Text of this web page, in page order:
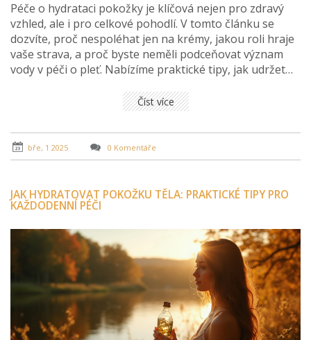
Péče o hydrataci pokožky je klíčová nejen pro zdravý
vzhled, ale i pro celkové pohodlí. V tomto článku se
dozvíte, proč nespoléhat jen na krémy, jakou roli hraje
vaše strava, a proč byste neměli podceňovat význam
vody v péči o pleť. Nabízíme praktické tipy, jak udržet
jaké pleti prospívají různé přírodní oleje. Naučte se, jak
vybudovat efektivní denní rutinu, která podpoří zdraví
vaší pokožky.
Číst více
bře, 1 2025 0 Komentáře
JAK HYDRATOVAT POKOŽKU TĚLA: PRAKTICKÉ TIPY PRO
KAŽDODENNÍ PÉČI